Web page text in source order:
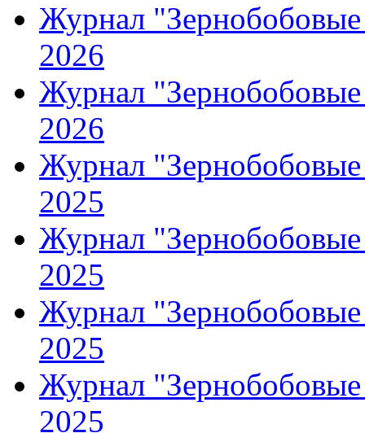
Журнал
2026
Журнал
2026
Журнал
2025
Журнал
2025
Журнал
2025
Журнал
2025